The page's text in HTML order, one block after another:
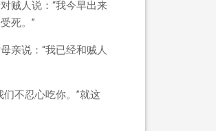
贼人说：“我今早出来
死。”
亲说：“我已经和贼人
不忍心吃你。”就这